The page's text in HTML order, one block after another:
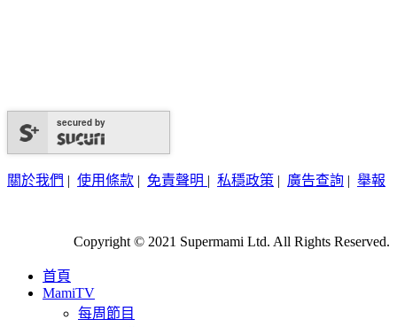
secured by
關於我們 | 使用條款 | 免責聲明 | 私穩政策 | 廣告查詢 | 舉報
Copyright © 2021 Supermami Ltd. All Rights Reserved.
首頁
MamiTV
每周節目